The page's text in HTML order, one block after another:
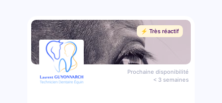
⚡️ Très réactif
Prochaine disponibilité
< 3 semaines